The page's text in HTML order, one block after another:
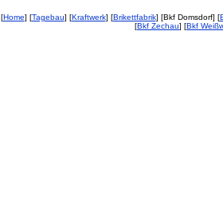
[Home] [Tagebau] [Kraftwerk] [Brikettfabrik] [Bkf Domsdorf] [
[Bkf Zechau] [Bkf